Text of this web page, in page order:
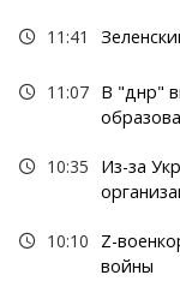
11:41
11:07 В "днр"
10:35
Из-за
10:10
Z-
войны